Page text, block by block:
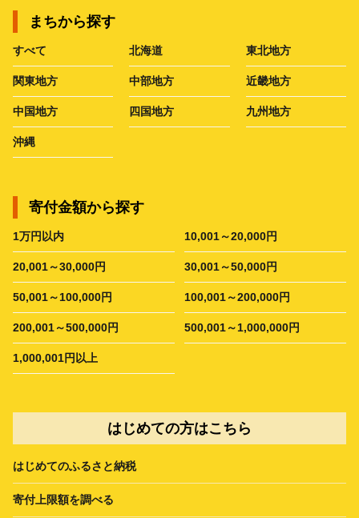
まちから探す
すべて 北海道 東北地方
関東地方 中部地方 近畿地方
中国地方 四国地方 九州地方
沖縄
寄付金額から探す
1万円以内 10,001～20,000円
20,001～30,000円 30,001～50,000円
50,001～100,000円 100,001～200,000円
200,001～500,000円 500,001～1,000,000円
1,000,001円以上
はじめての方はこちら
はじめてのふるさと納税
寄付上限額を調べる